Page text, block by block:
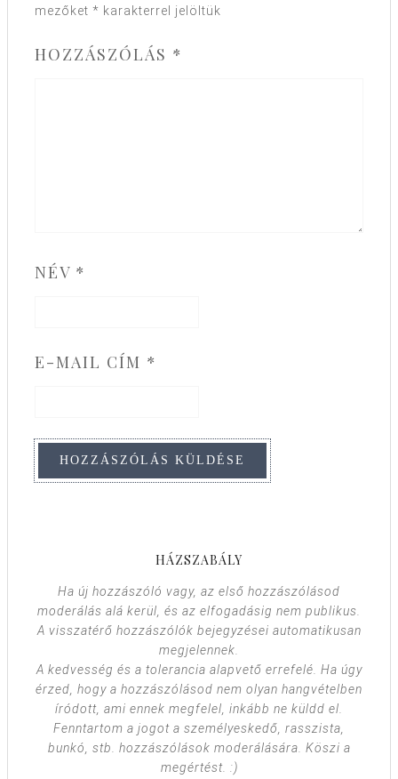
mezőket * karakterrel jelöltük
HOZZÁSZÓLÁS *
NÉV *
E-MAIL CÍM *
HÁZSZABÁLY
Ha új hozzászóló vagy, az első hozzászólásod
moderálás alá kerül, és az elfogadásig nem publikus.
A visszatérő hozzászólók bejegyzései automatikusan
megjelennek.
A kedvesség és a tolerancia alapvető errefelé. Ha úgy
érzed, hogy a hozzászólásod nem olyan hangvételben
íródott, ami ennek megfelel, inkább ne küldd el.
Fenntartom a jogot a személyeskedő, rasszista,
bunkó, stb. hozzászólások moderálására. Köszi a
megértést. :)